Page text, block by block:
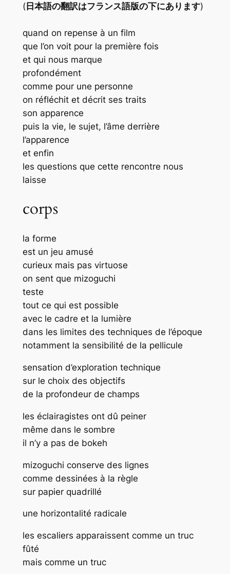
(日本語の翻訳はフランス語版の下にあります)
quand on repense à un film
que l’on voit pour la première fois
et qui nous marque
profondément
comme pour une personne
on réfléchit et décrit ses traits
son apparence
puis la vie, le sujet, l’âme derrière
l’apparence
et enfin
les questions que cette rencontre nous
laisse
corps
la forme
est un jeu amusé
curieux mais pas virtuose
on sent que mizoguchi
teste
tout ce qui est possible
avec le cadre et la lumière
dans les limites des techniques de l’époque
notamment la sensibilité de la pellicule
sensation d’exploration technique
sur le choix des objectifs
de la profondeur de champs
les éclairagistes ont dû peiner
même dans le sombre
il n’y a pas de bokeh
mizoguchi conserve des lignes
comme dessinées à la règle
sur papier quadrillé
une horizontalité radicale
les escaliers apparaissent comme un truc
fûté
mais comme un truc